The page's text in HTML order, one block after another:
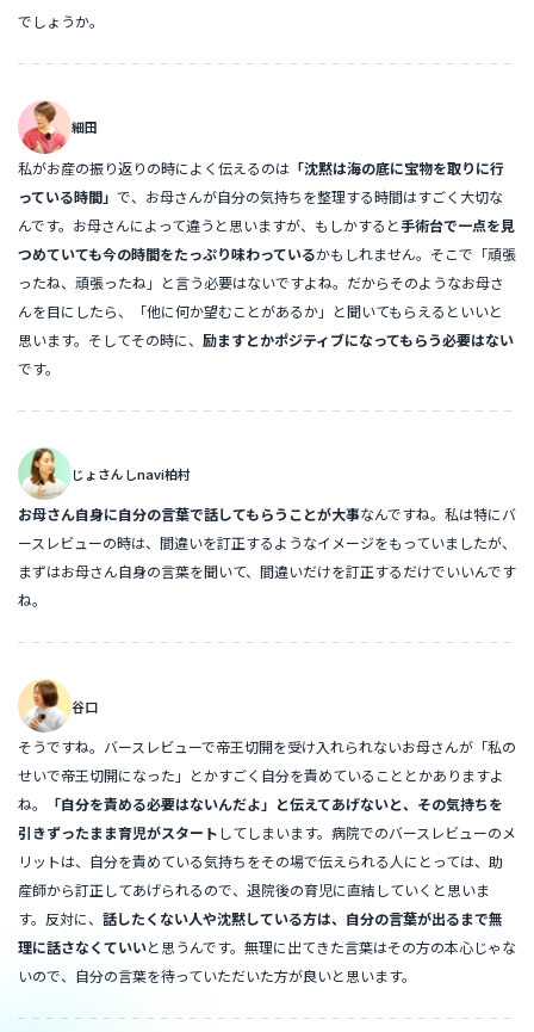
でしょうか。
細田
私がお産の振り返りの時によく伝えるのは 「沈黙は海の底に宝物を取りに行
っている時間」 で、お母さんが自分の気持ちを整理する時間はすごく大切な
んです。お母さんによって違うと思いますが、もしかすると手術台で一点を見
つめていても今の時間をたっぷり味わっているかもしれません。そこで「頑張
ったね、頑張ったね」と言う必要はないですよね。だからそのようなお母さ
んを目にしたら、「他に何か望むことがあるか」と聞いてもらえるといいと
思います。そしてその時に、 励ますとかポジティブになってもらう必要はない
です。
じょさんしnavi柏村
お母さん自身に自分の言葉で話してもらうことが大事なんですね。私は特にバ
ースレビューの時は、間違いを訂正するようなイメージをもっていましたが、
まずはお母さん自身の言葉を聞いて、間違いだけを訂正するだけでいいんです
ね。
谷口
そうですね。バースレビューで帝王切開を受け入れられないお母さんが「私の
せいで帝王切開になった」とかすごく自分を責めていることとかありますよ
ね。
「自分を責める必要はないんだよ」と伝えてあげないと、その気持ちを
引きずったまま育児がスタート してしまいます。病院でのバースレビューのメ
リットは、自分を責めている気持ちをその場で伝えられる人にとっては、助
産師から訂正してあげられるので、退院後の育児に直結していくと思いま
す。反対に、 話したくない人や沈黙している方は、自分の言葉が出るまで無
理に話さなくていいと思うんです。無理に出てきた言葉はその方の本心じゃな
いので、自分の言葉を待っていただいた方が良いと思います。